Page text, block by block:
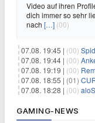
Video auf ihren
dich immer so sehr
nach […] (00)
07.08. 19:45 | (00)
07.08. 19:44 | (00)
07.08. 19:19 | (00)
07.08. 18:55 | (01)
07.08. 18:28 | (00)
GAMING-NEWS